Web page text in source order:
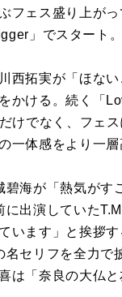
フェス盛り上が
」でスタート。
西拓実が「ほな
かける。続く「
けでなく、フェ
一体感をより一層
碧海が「熱気が
に出演していた
います」と挨拶
名セリフを全力
は「奈良の大仏